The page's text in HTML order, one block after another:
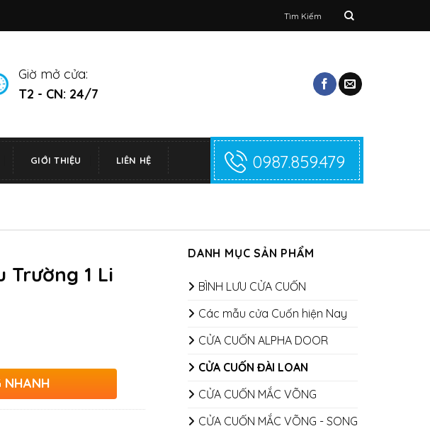
kiếm:
Giờ mở cửa:
T2 - CN: 24/7
GIỚI THIỆU LIÊN HỆ 0987.859.479
DANH MỤC SẢN PHẨM
BÌNH LƯU CỬA CUỐN
Các mẫu cửa Cuốn hiện Nay
CỬA CUỐN ALPHA DOOR
CỬA CUỐN ĐÀI LOAN
CỬA CUỐN MẮC VÕNG
CỬA CUỐN MẮC VÕNG - SONG
Trường 1 Li
NHANH